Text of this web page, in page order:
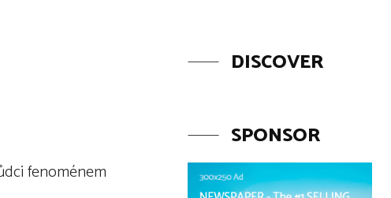
fenoménem
DISCOVER
SPONSOR